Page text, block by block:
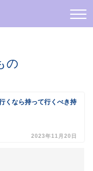
の
くなら持って行くべき持
2023年11月20日